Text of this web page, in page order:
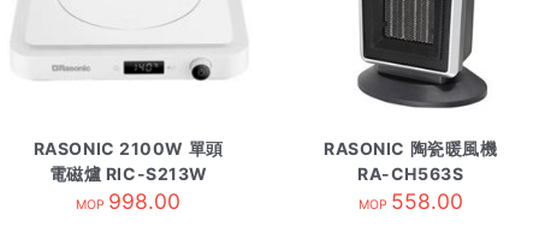
RASONIC 2100W 單頭
電磁爐 RIC-S213W
MOP 998.00
RASONIC 陶瓷暖風機
RA-CH563S
MOP 558.00